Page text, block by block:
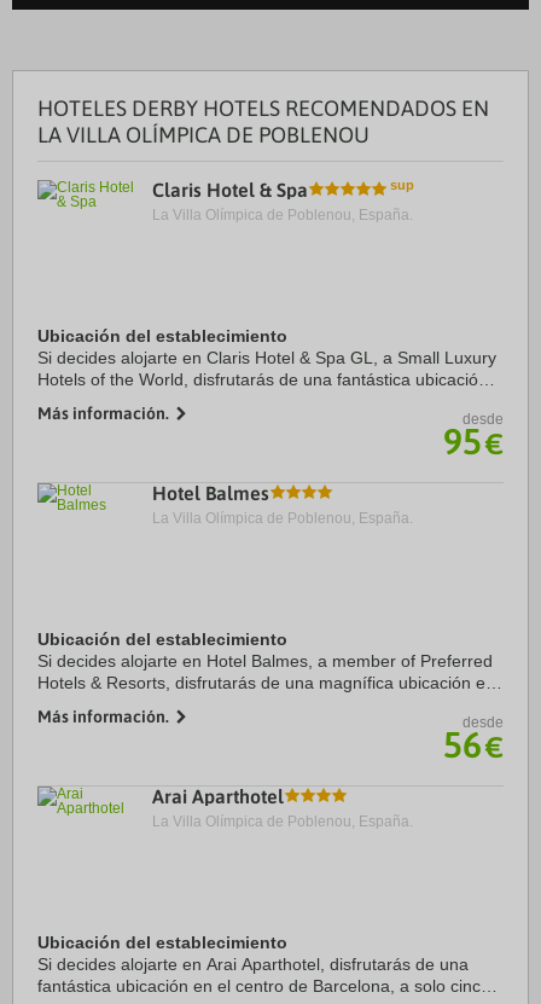
HOTELES DERBY HOTELS RECOMENDADOS EN
LA VILLA OLÍMPICA DE POBLENOU
Claris Hotel & Spa
La Villa Olímpica de Poblenou, España.
Ubicación del establecimiento
Si decides alojarte en Claris Hotel & Spa GL, a Small Luxury
Hotels of the World, disfrutarás de una fantástica ubicación
Paseo de Gracia y Casa ...
Más información. desde
95€
Hotel Balmes
La Villa Olímpica de Poblenou, España.
Ubicación del establecimiento
Si decides alojarte en Hotel Balmes, a member of Preferred
Hotels & Resorts, disfrutarás de una magnífica ubicación en
Casa Milà y Paseo de Gracia. ...
Más información. desde
56€
Arai Aparthotel
La Villa Olímpica de Poblenou, España.
Ubicación del establecimiento
Si decides alojarte en Arai Aparthotel, disfrutarás de una
fantástica ubicación en el centro de Barcelona, a solo cinco